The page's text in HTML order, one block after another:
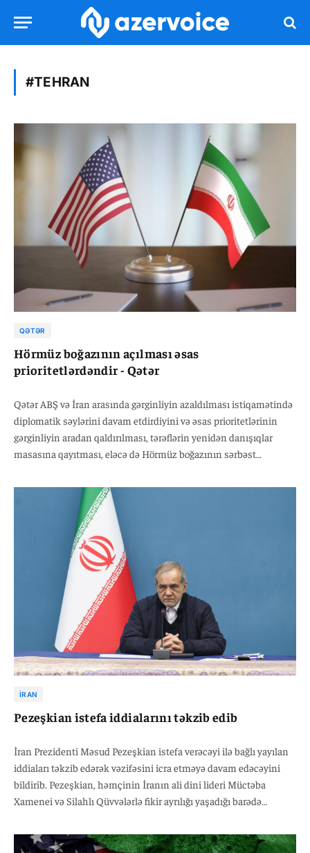
#TEHRAN
QƏTƏR
Hörmüz boğazının açılması əsas
prioritetlərdəndir - Qətər
Qətər ABŞ və İran arasında gərginliyin azaldılması istiqamətində
diplomatik səylərini davam etdirdiyini və əsas prioritetlərinin
gərginliyin aradan qaldırılması, tərəflərin yenidən danışıqlar
masasına qayıtması, eləcə də Hörmüz boğazının sərbəst
İRAN
Pezeşkian istefa iddialarını təkzib edib
İran Prezidenti Məsud Pezeşkian istefa verəcəyi ilə bağlı yayılan
iddiaları təkzib edərək vəzifəsini icra etməyə davam edəcəyini
bildirib. Pezeşkian, həmçinin İranın ali dini lideri Müctəba
Xamenei və Silahlı Qüvvələrlə fikir ayrılığı yaşadığı barədə
videomüraciəti dörd hissə şəklində yayımlanacaq.